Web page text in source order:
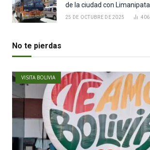
de la ciudad con Limanipata
25 DE OCTUBRE DE 2025 406
No te pierdas
VISITA BOLIVIA